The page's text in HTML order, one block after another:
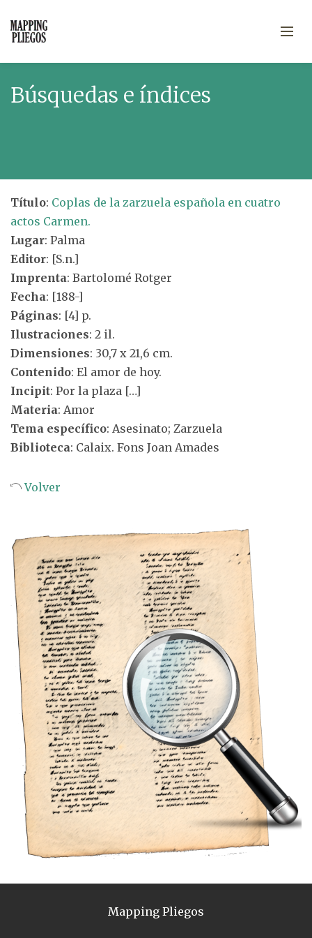
Búsquedas e índices
Título: Coplas de la zarzuela española en cuatro
actos Carmen.
Lugar: Palma
Editor: [S.n.]
Imprenta: Bartolomé Rotger
Fecha: [188-]
Páginas: [4] p.
Ilustraciones: 2 il.
Dimensiones: 30,7 x 21,6 cm.
Contenido: El amor de hoy.
Incipit: Por la plaza […]
Materia: Amor
Tema específico: Asesinato; Zarzuela
Biblioteca: Calaix. Fons Joan Amades
Volver
Mapping Pliegos